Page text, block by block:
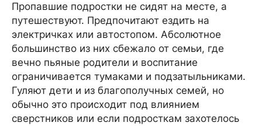
Пропавшие подростки не сидят на месте, а
путешествуют. Предпочитают ездить на
электричках или автостопом. Абсолютное
большинство из них сбежало от семьи, где
вечно пьяные родители и воспитание
ограничивается тумаками и подзатыльниками.
Гуляют дети и из благополучных семей, но
обычно это происходит под влиянием
сверстников или если подросткам захотелось